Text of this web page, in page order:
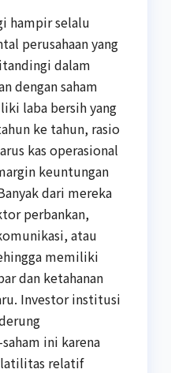
hampir selalu
perusahaan yang
dalam
dengan saham
laba bersih yang
ke tahun, rasio
kas operasional
keuntungan
dari mereka
perbankan,
atau
memiliki
dan ketahanan
Investor institusi
ini karena
relatif